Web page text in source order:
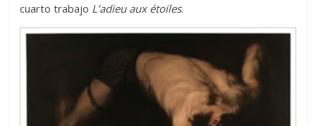
cuarto trabajo L’adieu aux étoiles.